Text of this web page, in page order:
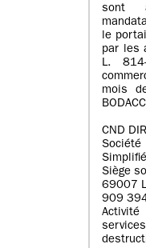
sont
le
par les
L.
mois
CND
Siège
69007
909